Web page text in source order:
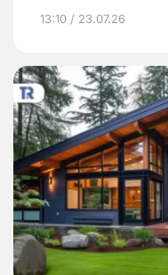
13:10 / 23.07.26